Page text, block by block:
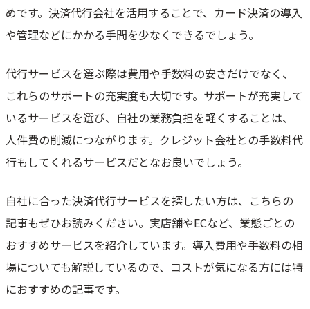
めです。決済代行会社を活用することで、カード決済の導入
や管理などにかかる手間を少なくできるでしょう。
代行サービスを選ぶ際は費用や手数料の安さだけでなく、
これらのサポートの充実度も大切です。サポートが充実して
いるサービスを選び、自社の業務負担を軽くすることは、
人件費の削減につながります。クレジット会社との手数料代
行もしてくれるサービスだとなお良いでしょう。
自社に合った決済代行サービスを探したい方は、こちらの
記事もぜひお読みください。実店舗やECなど、業態ごとの
おすすめサービスを紹介しています。導入費用や手数料の相
場についても解説しているので、コストが気になる方には特
におすすめの記事です。